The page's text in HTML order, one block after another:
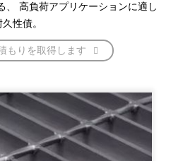
、 高負荷アプリケーションに適し
性債。
もりを取得します